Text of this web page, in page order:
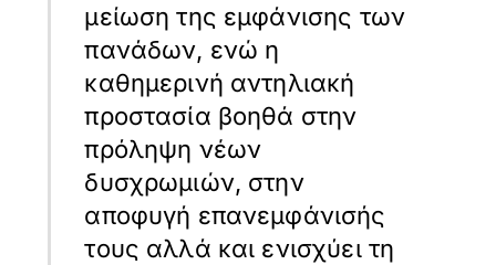
μείωση της εμφάνισης των
πανάδων, ενώ η
καθημερινή αντηλιακή
προστασία βοηθά στην
πρόληψη νέων
δυσχρωμιών, στην
αποφυγή επανεμφάνισής
τους αλλά και ενισχύει τη